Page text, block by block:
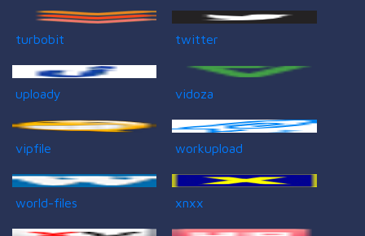
turbobit twitter
uploady vidoza
vipfile workupload
world-files xnxx